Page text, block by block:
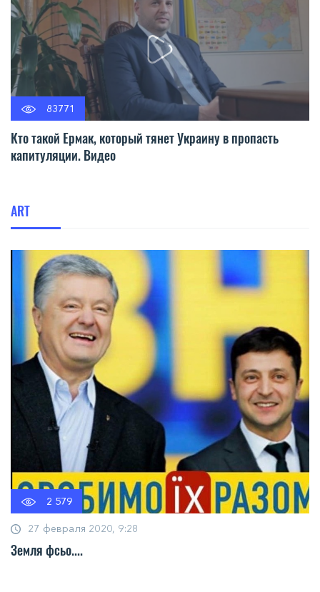
83771
Кто такой Ермак, который тянет Украину в пропасть
капитуляции. Видео
ART
2 579
27 февраля 2020, 9:28
Земля фсьо....